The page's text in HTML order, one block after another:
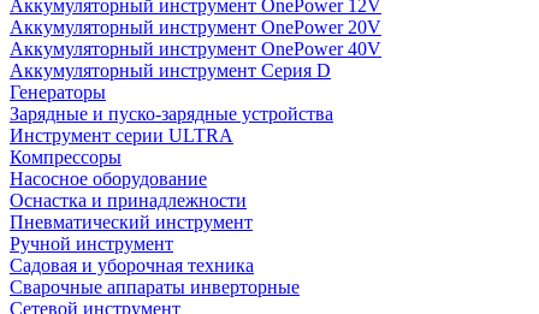
Аккумуляторный инструмент OnePower 12V
Аккумуляторный инструмент OnePower 20V
Аккумуляторный инструмент OnePower 40V
Аккумуляторный инструмент Серия D
Генераторы
Зарядные и пуско-зарядные устройства
Инструмент серии ULTRA
Компрессоры
Насосное оборудование
Оснастка и принадлежности
Пневматический инструмент
Ручной инструмент
Садовая и уборочная техника
Сварочные аппараты инверторные
Сетевой инструмент